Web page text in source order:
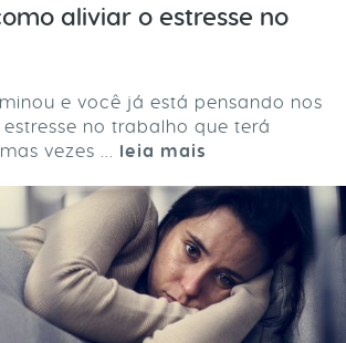
aliviar o estresse no
e você já está pensando nos
no trabalho que terá
vezes ... leia mais